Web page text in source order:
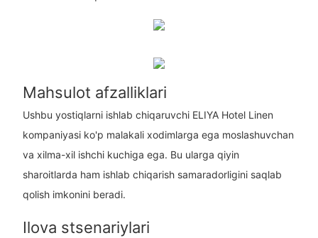
Mahsulot afzalliklari
Ushbu yostiqlarni ishlab chiqaruvchi ELIYA Hotel Linen
kompaniyasi ko'p malakali xodimlarga ega moslashuvchan
va xilma-xil ishchi kuchiga ega. Bu ularga qiyin
sharoitlarda ham ishlab chiqarish samaradorligini saqlab
qolish imkonini beradi.
Ilova stsenariylari